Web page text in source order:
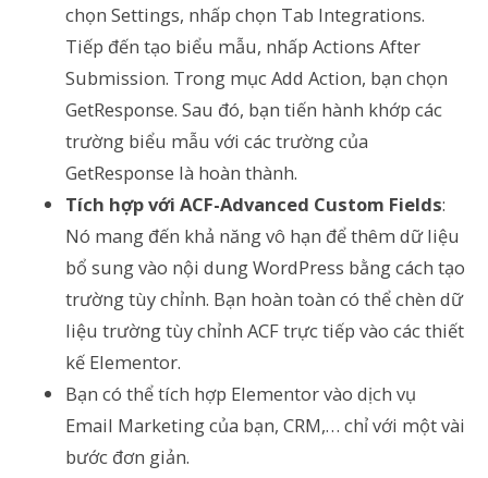
chọn Settings, nhấp chọn Tab Integrations.
Tiếp đến tạo biểu mẫu, nhấp Actions After
Submission. Trong mục Add Action, bạn chọn
GetResponse. Sau đó, bạn tiến hành khớp các
trường biểu mẫu với các trường của
GetResponse là hoàn thành.
Tích hợp với ACF-Advanced Custom Fields:
Nó mang đến khả năng vô hạn để thêm dữ liệu
bổ sung vào nội dung WordPress bằng cách tạo
trường tùy chỉnh. Bạn hoàn toàn có thể chèn dữ
liệu trường tùy chỉnh ACF trực tiếp vào các thiết
kế Elementor.
Bạn có thể tích hợp Elementor vào dịch vụ
Email Marketing của bạn, CRM,… chỉ với một vài
bước đơn giản.